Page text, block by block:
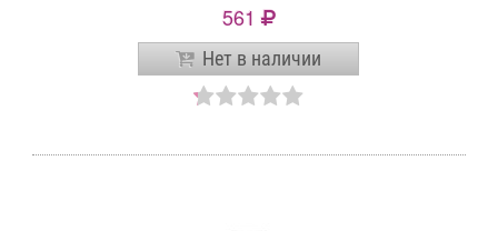
561
Нет в наличии